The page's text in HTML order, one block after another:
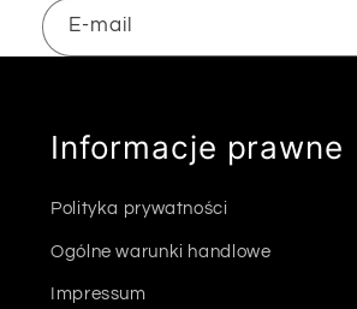
E-mail
Informacje prawne
Polityka prywatności
Ogólne warunki handlowe
Impressum